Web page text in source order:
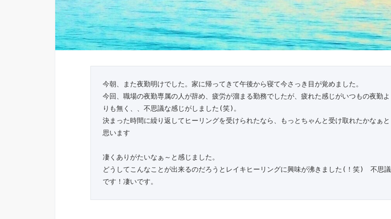
今朝、また夜勤明けでした。家に帰ってきて午後から寝て今さっき目が覚めました。
今回、職場の夜勤専属の人が辞め、疲労が溜まる勤務でしたが、疲れた感じがいつもの夜勤よ
りも無く、、不思議な感じがしました(笑)。
決まった時間に繰り返してヒーリングを受けられたなら、もっとちゃんと受け取れたかなぁと
思います
凄くありがたいなぁ～と感じました。
どうしてこんなことが出来るのだろうとレイキヒーリングに興味が沸きました(！笑)　不思議
です！凄いです。